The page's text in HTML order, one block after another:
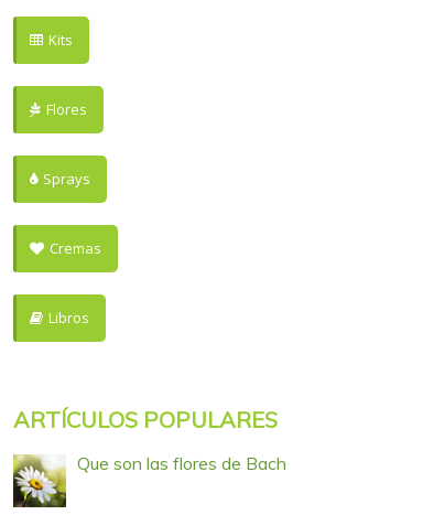
Kits
Flores
Sprays
Cremas
Libros
ARTÍCULOS POPULARES
Que son las flores de Bach